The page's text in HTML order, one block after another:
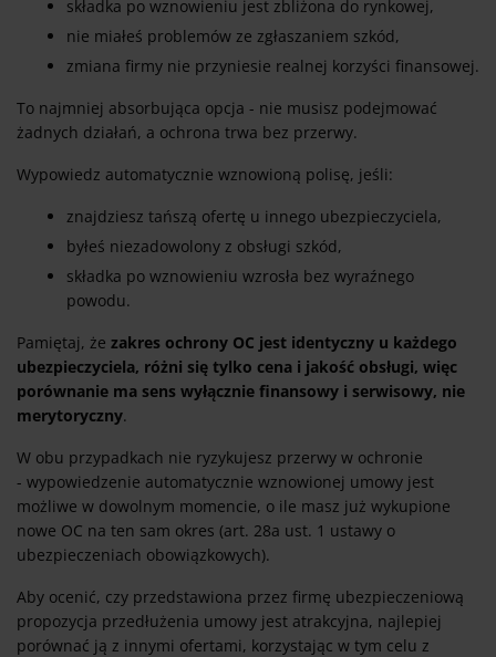
składka po wznowieniu jest zbliżona do rynkowej,
nie miałeś problemów ze zgłaszaniem szkód,
zmiana firmy nie przyniesie realnej korzyści finansowej.
To najmniej absorbująca opcja - nie musisz podejmować
żadnych działań, a ochrona trwa bez przerwy.
Wypowiedz automatycznie wznowioną polisę, jeśli:
znajdziesz tańszą ofertę u innego ubezpieczyciela,
byłeś niezadowolony z obsługi szkód,
składka po wznowieniu wzrosła bez wyraźnego
powodu.
Pamiętaj, że zakres ochrony OC jest identyczny u każdego
ubezpieczyciela, różni się tylko cena i jakość obsługi, więc
porównanie ma sens wyłącznie finansowy i serwisowy, nie
merytoryczny.
W obu przypadkach nie ryzykujesz przerwy w ochronie
- wypowiedzenie automatycznie wznowionej umowy jest
możliwe w dowolnym momencie, o ile masz już wykupione
nowe OC na ten sam okres (art. 28a ust. 1 ustawy o
ubezpieczeniach obowiązkowych).
Aby ocenić, czy przedstawiona przez firmę ubezpieczeniową
propozycja przedłużenia umowy jest atrakcyjna, najlepiej
porównać ją z innymi ofertami, korzystając w tym celu z